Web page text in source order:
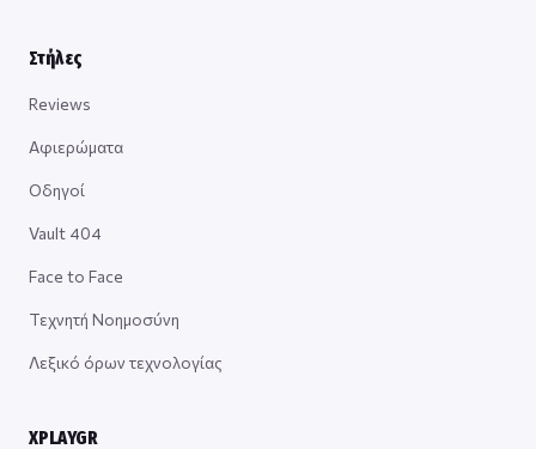
Στήλες
Reviews
Αφιερώματα
Οδηγοί
Vault 404
Face to Face
Τεχνητή Νοημοσύνη
Λεξικό όρων τεχνολογίας
XPLAYGR